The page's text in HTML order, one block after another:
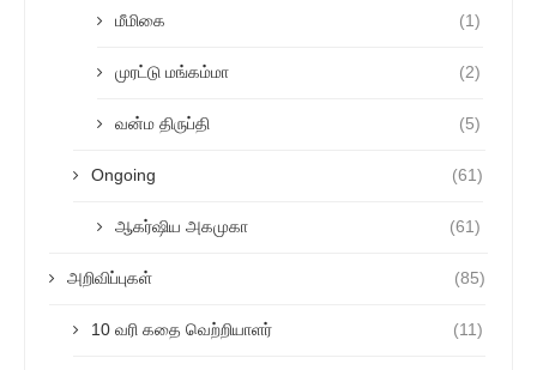
மீமிகை (1)
முரட்டு மங்கம்மா (2)
வன்ம திருப்தி (5)
Ongoing (61)
ஆகர்ஷிய அகமுகா (61)
அறிவிப்புகள் (85)
10 வரி கதை வெற்றியாளர் (11)